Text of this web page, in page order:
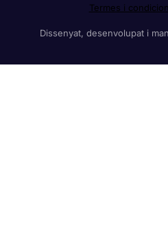
Termes i
Dissenyat, desenvolupat i